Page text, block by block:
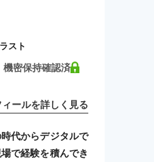
スト
機密保持確認済
ールを詳しく見る
代からデジタルで
で経験を積んでき